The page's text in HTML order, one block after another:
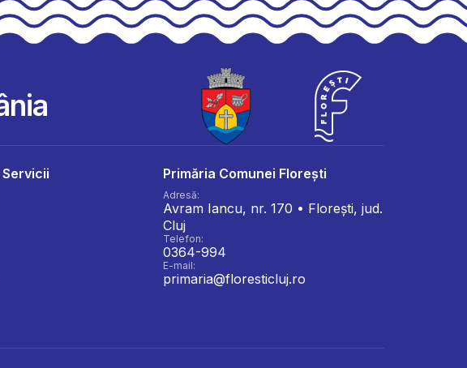
Primăria Comunei Florești
Adresă:
Avram Iancu, nr. 170 • Florești, jud.
Cluj
Telefon:
0364-994
E-mail:
primaria@floresticluj.ro